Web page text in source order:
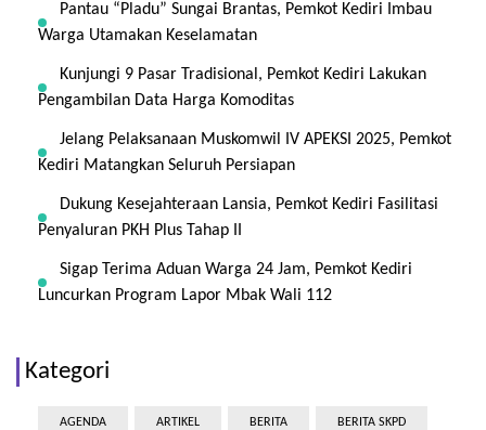
Pantau “Pladu” Sungai Brantas, Pemkot Kediri Imbau
Warga Utamakan Keselamatan
Kunjungi 9 Pasar Tradisional, Pemkot Kediri Lakukan
Pengambilan Data Harga Komoditas
Jelang Pelaksanaan Muskomwil IV APEKSI 2025, Pemkot
Kediri Matangkan Seluruh Persiapan
Dukung Kesejahteraan Lansia, Pemkot Kediri Fasilitasi
Penyaluran PKH Plus Tahap II
Sigap Terima Aduan Warga 24 Jam, Pemkot Kediri
Luncurkan Program Lapor Mbak Wali 112
Kategori
AGENDA ARTIKEL BERITA BERITA SKPD